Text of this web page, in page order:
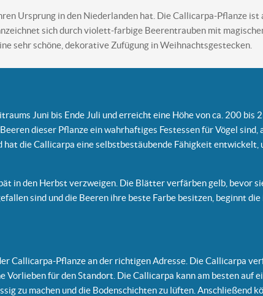
Ursprung in den Niederlanden hat. Die Callicarpa-Pflanze ist
sich durch violett-farbige Beerentrauben mit
sehr schöne, dekorative Zufügung in Weihnachtsgestecken.
Juni bis Ende Juli und erreicht eine Höhe von ca. 200
dieser Pflanze ein wahrhaftiges Festessen für Vögel
die Callicarpa eine selbstbestäubende Fähigkeit entwickelt,
in den Herbst verzweigen. Die Blätter verfärben gelb, bevor
sind und die Beeren ihre beste Farbe besitzen, beginnt
Callicarpa-Pflanze an der richtigen Adresse. Die Callicarpa
für den Standort. Die Callicarpa kann am besten auf
zu machen und die Bodenschichten zu lüften. Anschließend